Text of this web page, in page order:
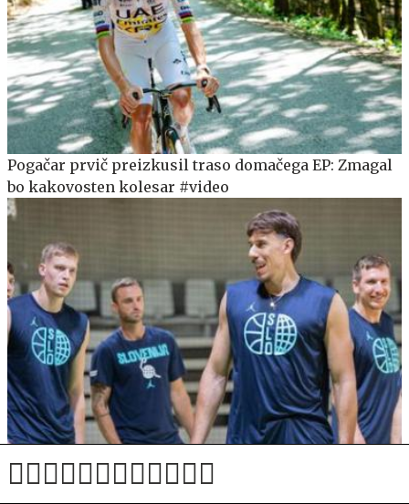
Pogačar prvič preizkusil traso domačega EP: Zmagal
bo kakovosten kolesar #video
Po osmih letih obujena B reprezentanca, Čančar
znova v pogonu